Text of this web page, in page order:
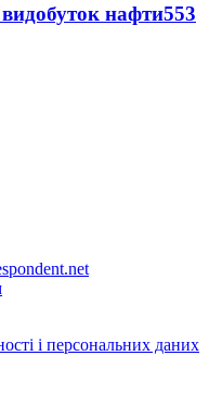
нафти553
і персональних даних